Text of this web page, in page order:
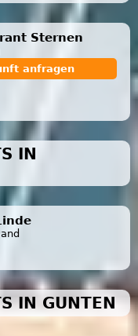
Sternen
anfragen
IN
IN GUNTEN